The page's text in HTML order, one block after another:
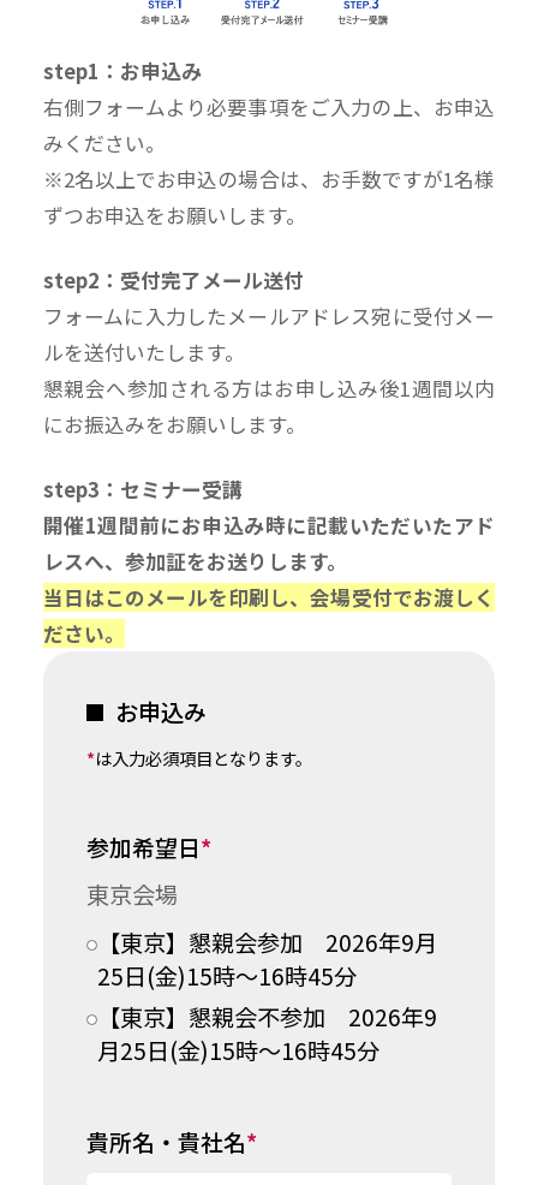
step1：お申込み
右側フォームより必要事項をご入力の上、お申込
みください。
※2名以上でお申込の場合は、お手数ですが1名様
ずつお申込をお願いします。
step2：受付完了メール送付
フォームに入力したメールアドレス宛に受付メー
ルを送付いたします。
懇親会へ参加される方はお申し込み後1週間以内
にお振込みをお願いします。
step3：セミナー受講
開催1週間前にお申込み時に記載いただいたアド
レスへ、参加証をお送りします。
当日はこのメールを印刷し、会場受付でお渡しく
ださい。
お申込み
*は入力必須項目となります。
参加希望日*
東京会場
【東京】懇親会参加 2026年9月
25日(金)15時～16時45分
【東京】懇親会不参加 2026年9
月25日(金)15時～16時45分
貴所名・貴社名*